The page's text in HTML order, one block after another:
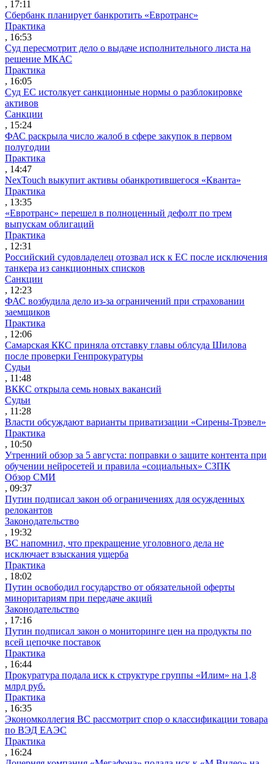
, 17:11
Сбербанк планирует банкротить «Евротранс»
Практика
, 16:53
Суд пересмотрит дело о выдаче исполнительного листа на
решение МКАС
Практика
, 16:05
Суд ЕС истолкует санкционные нормы о разблокировке
активов
Санкции
, 15:24
ФАС раскрыла число жалоб в сфере закупок в первом
полугодии
Практика
, 14:47
NexTouch выкупит активы обанкротившегося «Кванта»
Практика
, 13:35
«Евротранс» перешел в полноценный дефолт по трем
выпускам облигаций
Практика
, 12:31
Российский судовладелец отозвал иск к ЕС после исключения
танкера из санкционных списков
Санкции
, 12:23
ФАС возбудила дело из-за ограничений при страховании
заемщиков
Практика
, 12:06
Самарская ККС приняла отставку главы облсуда Шилова
после проверки Генпрокуратуры
Судьи
, 11:48
ВККС открыла семь новых вакансий
Судьи
, 11:28
Власти обсуждают варианты приватизации «Сирены-Трэвел»
Практика
, 10:50
Утренний обзор за 5 августа: поправки о защите контента при
обучении нейросетей и правила «социальных» СЗПК
Обзор СМИ
, 09:37
Путин подписал закон об ограничениях для осужденных
релокантов
Законодательство
, 19:32
ВС напомнил, что прекращение уголовного дела не
исключает взыскания ущерба
Практика
, 18:02
Путин освободил государство от обязательной оферты
миноритариям при передаче акций
Законодательство
, 17:16
Путин подписал закон о мониторинге цен на продукты по
всей цепочке поставок
Практика
, 16:44
Прокуратура подала иск к структуре группы «Илим» на 1,8
млрд руб.
Практика
, 16:35
Экономколлегия ВС рассмотрит спор о классификации товара
по ВЭД ЕАЭС
Практика
, 16:24